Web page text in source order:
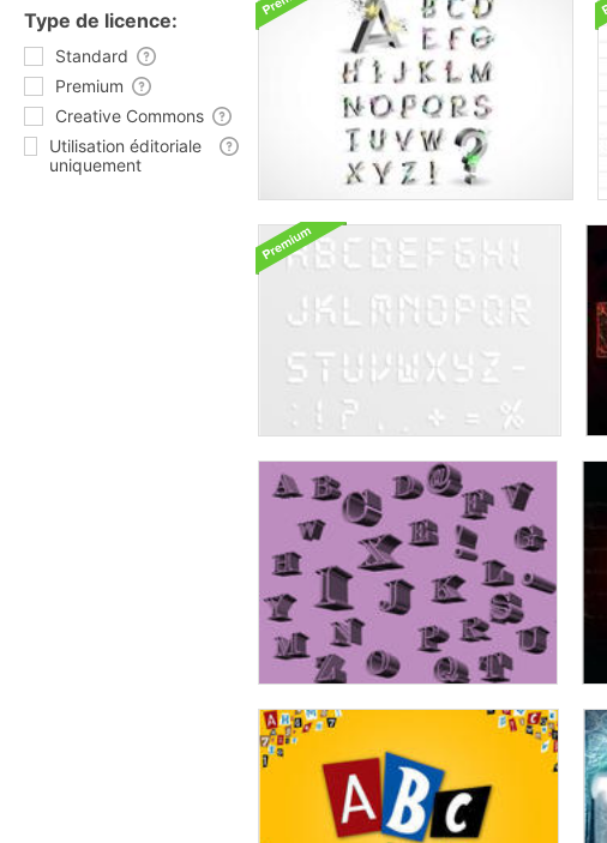
Type de licence:
Standard
Premium
Creative Commons
Utilisation éditoriale
uniquement